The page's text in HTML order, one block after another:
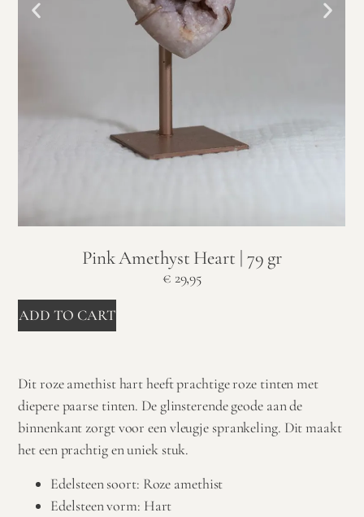
Pink Amethyst Heart | 79 gr
€ 29,95
ADD TO CART
Dit roze amethist hart heeft prachtige roze tinten met
diepere paarse tinten. De glinsterende geode aan de
binnenkant zorgt voor een vleugje sprankeling. Dit maakt
het een prachtig en uniek stuk.
Edelsteen soort: Roze amethist
Edelsteen vorm: Hart